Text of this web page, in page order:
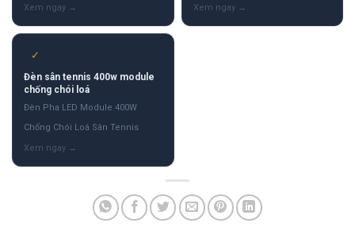
✓
Đèn sân tennis 400w module
chống chói loá
Đèn Pha LED Module 400W
Chống Chói Loá Sân Tennis